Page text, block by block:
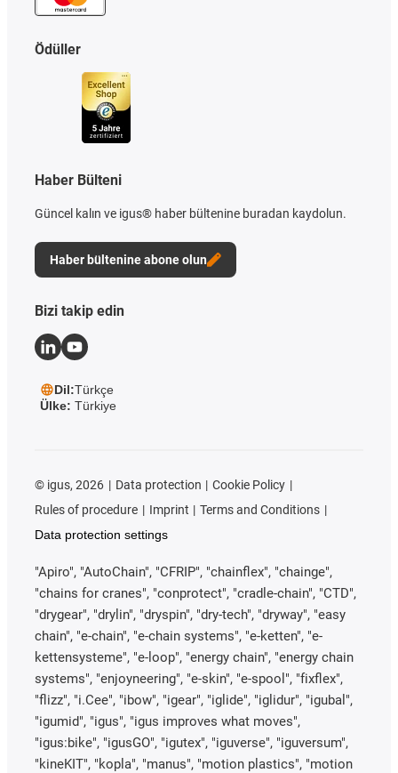
Ödüller
Haber Bülteni
Güncel kalın ve igus® haber bültenine buradan kaydolun.
Haber bültenine abone olun
Bizi takip edin
Dil:Türkçe
Ülke: Türkiye
© igus, 2026 Data protection
Cookie Policy
Rules of procedure
Imprint
Terms and Conditions
Data protection settings
"Apiro", "AutoChain", "CFRIP", "chainflex", "chainge",
"chains for cranes", "conprotect", "cradle-chain", "CTD",
"drygear", "drylin", "dryspin", "dry-tech", "dryway", "easy
chain", "e-chain", "e-chain systems", "e-ketten", "e-
kettensysteme", "e-loop", "energy chain", "energy chain
systems", "enjoyneering", "e-skin", "e-spool", "fixflex",
"flizz", "i.Cee", "ibow", "igear", "iglide", "iglidur", "igubal",
"igumid", "igus", "igus improves what moves",
"igus:bike", "igusGO", "igutex", "iguverse", "iguversum",
"kineKIT", "kopla", "manus", "motion plastics", "motion